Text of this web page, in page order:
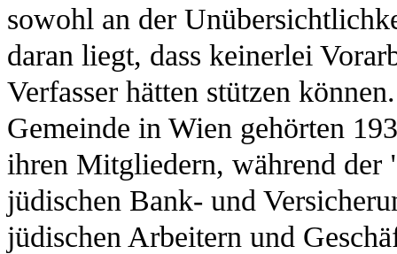
sowohl an der
daran liegt, dass keinerlei
Verfasser hätten stützen
Gemeinde in Wien gehörten
ihren Mitgliedern, während
jüdischen Bank- und
jüdischen Arbeitern und